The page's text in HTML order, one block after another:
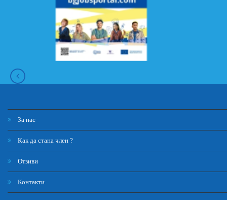
За нас
Как да стана член ?
Отзиви
Контакти